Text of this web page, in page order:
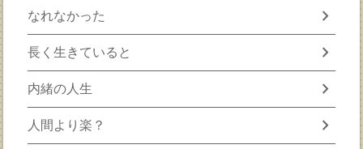
なれなかった chevron_right
長く生きていると chevron_right
内緒の人生 chevron_right
人間より楽？ chevron_right